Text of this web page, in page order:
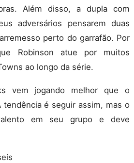
Além disso, a dupla com
adversários pensarem duas
perto do garrafão. Por
Robinson atue por muitos
ao longo da série.
vem jogando melhor que o
tendência é seguir assim, mas o
em seu grupo e deve